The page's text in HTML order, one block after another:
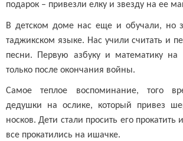
подарок – привезли елку и звезду на ее
В детском доме нас еще и обучали, но
таджикском языке. Нас учили считать и
песни. Первую азбуку и математику на
только после окончания войны.
Самое теплое воспоминание, того
дедушки на ослике, который привез
носков. Дети стали просить его прокатить
все прокатились на ишачке.